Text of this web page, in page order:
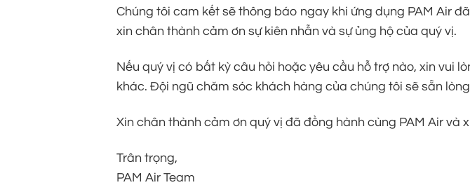
Chúng tôi cam kết sẽ thông báo ngay khi ứng dụng PAM Air
xin chân thành cảm ơn sự kiên nhẫn và sự ủng hộ của quý vị.
Nếu quý vị có bất kỳ câu hỏi hoặc yêu cầu hỗ trợ nào, xin vui
khác. Đội ngũ chăm sóc khách hàng của chúng tôi sẽ sẵn
Xin chân thành cảm ơn quý vị đã đồng hành cùng PAM Air và
Trân trọng,
PAM Air Team